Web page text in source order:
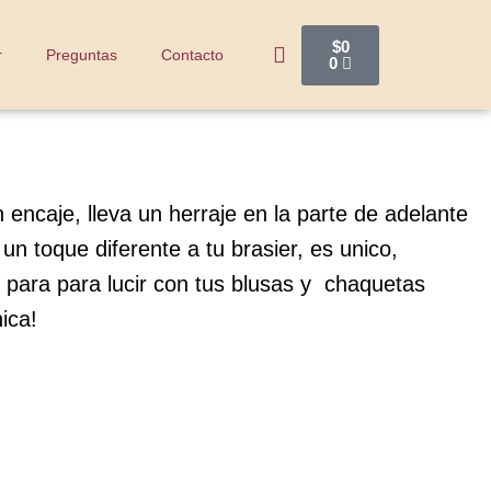
Preguntas Contacto $0
0
encaje, lleva un herraje en la parte de adelante
toque diferente a tu brasier, es unico,
para lucir con tus blusas y chaquetas